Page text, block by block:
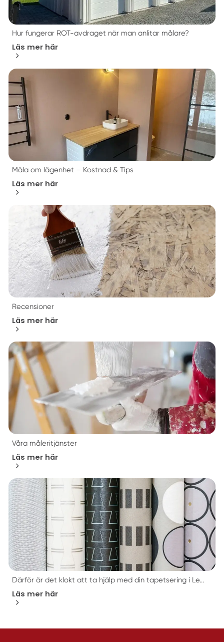
Hur fungerar ROT-avdraget när man anlitar målare?
Läs mer här
Måla om lägenhet – Kostnad & Tips
Läs mer här
Recensioner
Läs mer här
Våra måleritjänster
Läs mer här
Därför är det klokt att ta hjälp med din tapetsering i Le...
Läs mer här